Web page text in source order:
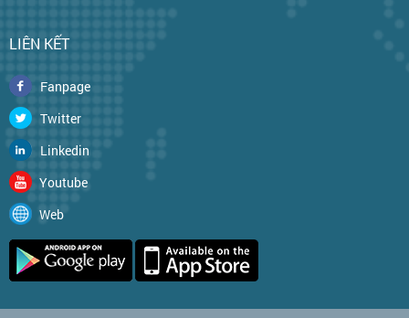
LIÊN KẾT
Fanpage
Twitter
Linkedin
Youtube
Web